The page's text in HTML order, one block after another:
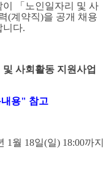
「 노인일자리 및 사
(계약직)을 공개 채용
니다.
및 사회활동 지원사업
용" 참고
1 월 18일(일) 18:00까지